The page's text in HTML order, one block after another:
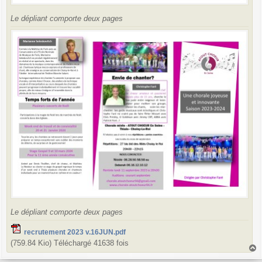
Le dépliant comporte deux pages
Le dépliant comporte deux pages
recrutement 2023 v.16JUN.pdf
(759.84 Kio) Téléchargé 41638 fois
a